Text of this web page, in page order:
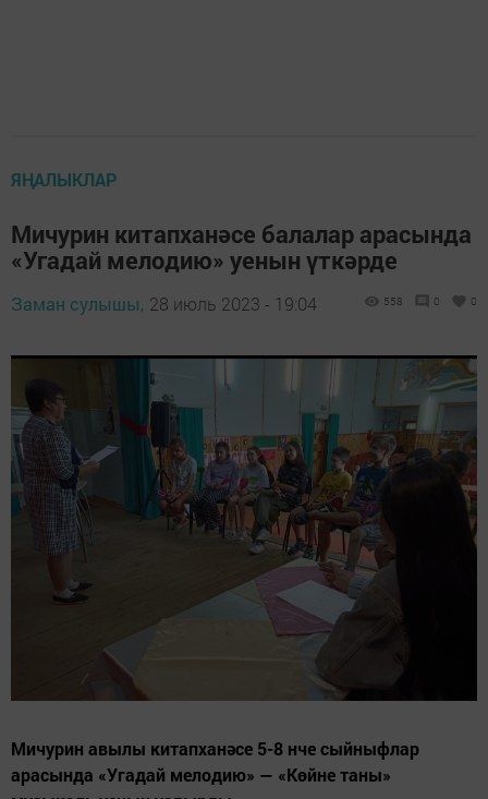
ЯҢАЛЫКЛАР
Мичурин китапханәсе балалар арасында
«Угадай мелодию» уенын үткәрде
Заман сулышы, 28 июль 2023 - 19:04 558 0 0
Мичурин авылы китапханәсе 5-8 нче сыйныфлар
арасында «Угадай мелодию» — «Көйне таны»